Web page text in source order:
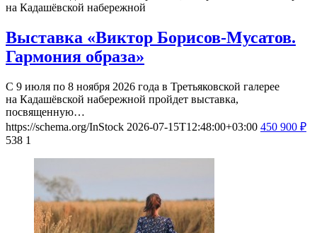
на Кадашёвской набережной
Выставка «Виктор Борисов-Мусатов.
Гармония образа»
С 9 июля по 8 ноября 2026 года в Третьяковской галерее
на Кадашёвской набережной пройдет выставка,
посвященную…
https://schema.org/InStock 2026-07-15T12:48:00+03:00 450 900 ₽
538 1